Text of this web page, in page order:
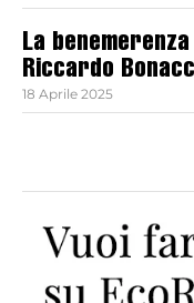
La
Riccardo
18 Aprile 2025